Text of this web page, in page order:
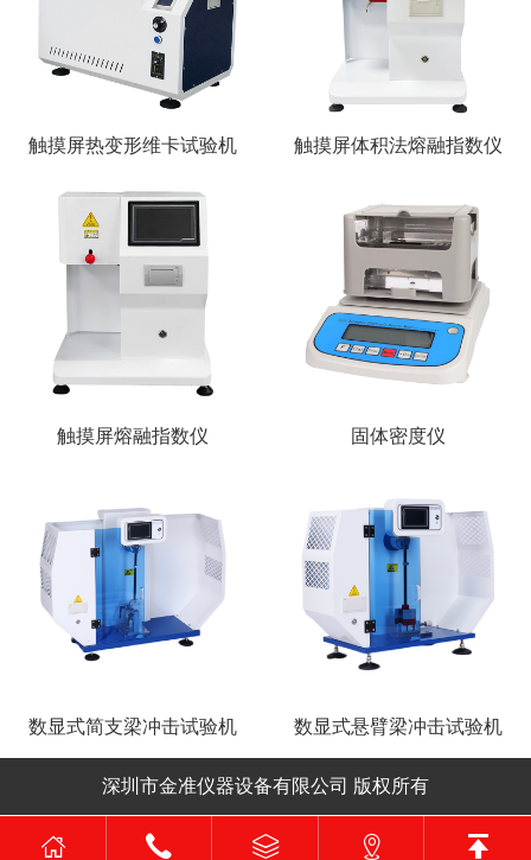
触摸屏热变形维卡试验机 触摸屏体积法熔融指数仪
触摸屏熔融指数仪 固体密度仪
数显式简支梁冲击试验机 数显式悬臂梁冲击试验机
深圳市金准仪器设备有限公司 版权所有